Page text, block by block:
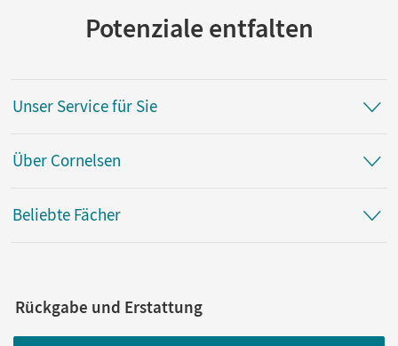
Potenziale entfalten
Unser Service für Sie
Über Cornelsen
Beliebte Fächer
Rückgabe und Erstattung